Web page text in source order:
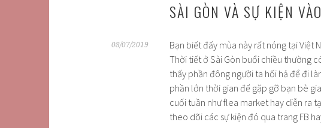
SÀI GÒN VÀ SỰ KIỆN
08/07/2019
Bạn biết đấy mùa này rất nóng tại Việt
Thời tiết ở Sài Gòn buổi chiều thường
thấy phần đông người ta hối hả để đi
phần lớn thời gian để gặp gỡ bạn bè
cuối tuần như flea market hay diễn ra
theo dõi các sự kiện đó qua trang FB